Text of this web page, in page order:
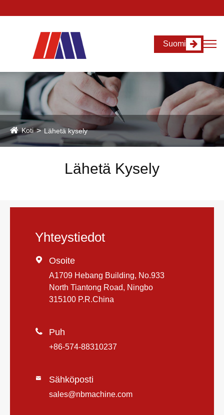
Suomi
Koti Lähetä kysely
Lähetä Kysely
Yhteystiedot
 Osoite
A1709 Hebang Building, No.933
North Tiantong Road, Ningbo
315100 P.R.China
 Puh
+86-574-88310237
 Sähköposti
sales@nbmachine.com